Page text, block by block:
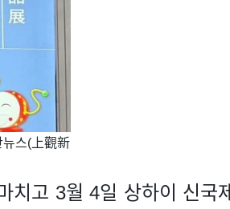
뉴스(上觀新
치고 3월 4일 상하이 신국제